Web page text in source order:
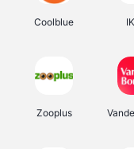
Coolblue
Zooplus